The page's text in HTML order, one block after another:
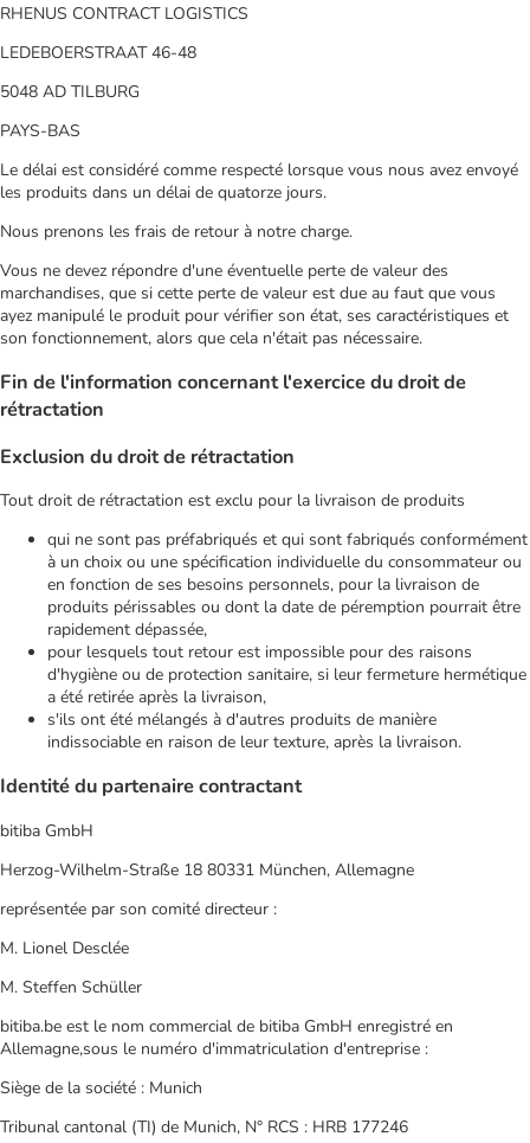
RHENUS CONTRACT LOGISTICS
LEDEBOERSTRAAT 46-48
5048 AD TILBURG
PAYS-BAS
Le délai est considéré comme respecté lorsque vous nous avez envoyé
les produits dans un délai de quatorze jours.
Nous prenons les frais de retour à notre charge.
Vous ne devez répondre d'une éventuelle perte de valeur des
marchandises, que si cette perte de valeur est due au faut que vous
ayez manipulé le produit pour vérifier son état, ses caractéristiques et
son fonctionnement, alors que cela n'était pas nécessaire.
Fin de l'information concernant l'exercice du droit de
rétractation
Exclusion du droit de rétractation
Tout droit de rétractation est exclu pour la livraison de produits
qui ne sont pas préfabriqués et qui sont fabriqués conformément
à un choix ou une spécification individuelle du consommateur ou
en fonction de ses besoins personnels, pour la livraison de
produits périssables ou dont la date de péremption pourrait être
rapidement dépassée,
pour lesquels tout retour est impossible pour des raisons
d'hygiène ou de protection sanitaire, si leur fermeture hermétique
a été retirée après la livraison,
s'ils ont été mélangés à d'autres produits de manière
indissociable en raison de leur texture, après la livraison.
Identité du partenaire contractant
bitiba GmbH
Herzog-Wilhelm-Straße 18 80331 München, Allemagne
représentée par son comité directeur :
M. Lionel Desclée
M. Steffen Schüller
bitiba.be est le nom commercial de bitiba GmbH enregistré en
Allemagne,sous le numéro d'immatriculation d'entreprise :
Siège de la société : Munich
Tribunal cantonal (TI) de Munich, N° RCS : HRB 177246